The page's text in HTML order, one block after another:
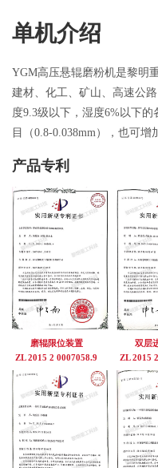
单机介绍
YGM高压悬辊磨粉机是黎明
建材、化工、矿山、高速公
度9.3级以下，湿度6%以下
目（0.8-0.038mm），也可增
产品专利
磨辊限位装置
ZL 2015 2 0007058.9
双层
ZL 2015